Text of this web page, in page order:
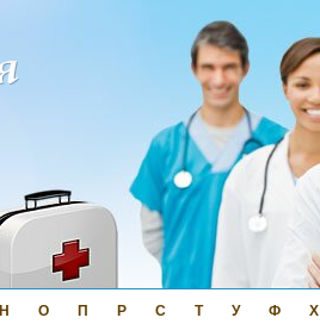
Н О П Р С Т У Ф Х